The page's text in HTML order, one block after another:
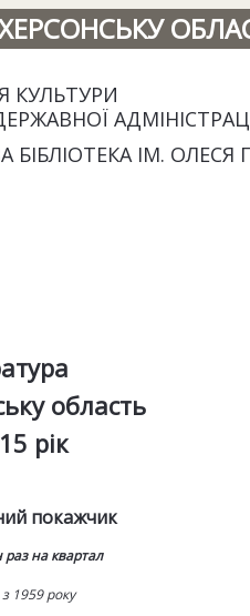
КУЛЬТУРИ
ІМ. ОЛЕСЯ
область
рік
покажчик
на квартал
1959 року